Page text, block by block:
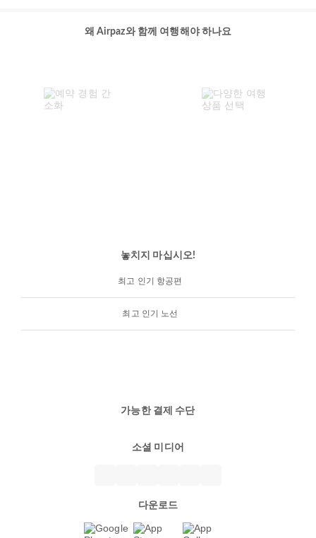
왜 Airpaz와 함께 여행해야 하나요
놓치지 마십시오!
최고 인기 항공편
최고 인기 노선
가능한 결제 수단
소셜 미디어
다운로드